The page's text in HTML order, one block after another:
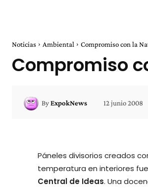
Noticias Ambiental Compromiso con la
Compromiso
ByExpokNews 12 junio 2008
Páneles divisorios creados
temperatura en interiores
Central de Ideas. Una